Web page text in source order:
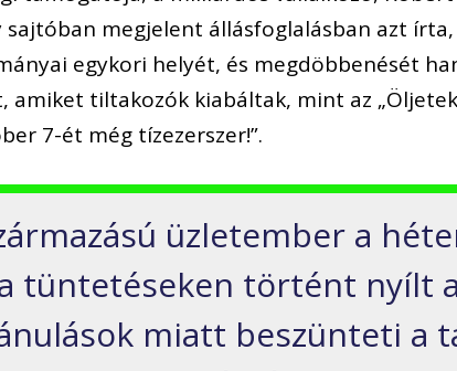
megjelent állásfoglalásban azt írta,
egykori helyét, és megdöbbenését
amiket tiltakozók kiabáltak, mint az
7-ét még tízezerszer!”.
üzletember a
tüntetéseken történt nyílt
miatt beszünteti a